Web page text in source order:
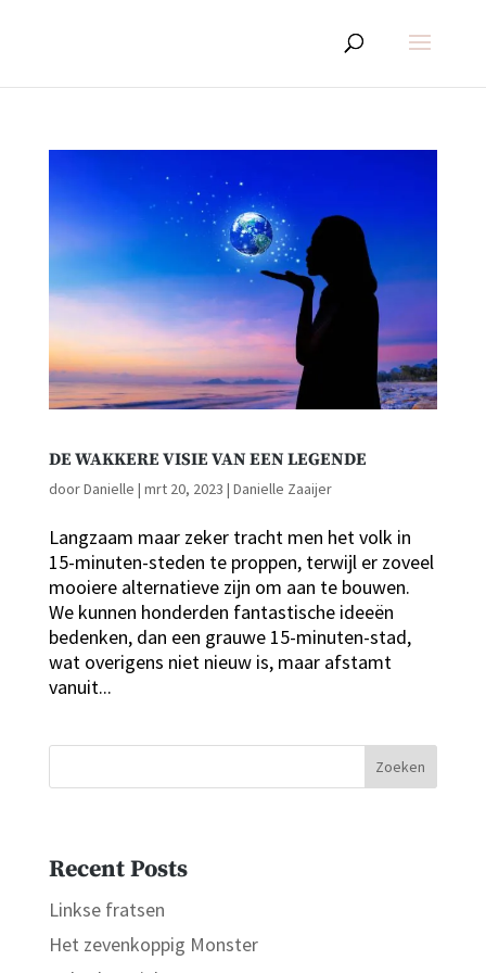
DE WAKKERE VISIE VAN EEN LEGENDE
doorDanielle | mrt 20, 2023 | Danielle Zaaijer
Langzaam maar zeker tracht men het volk in
15-minuten-steden te proppen, terwijl er zoveel
mooiere alternatieve zijn om aan te bouwen.
We kunnen honderden fantastische ideeën
bedenken, dan een grauwe 15-minuten-stad,
wat overigens niet nieuw is, maar afstamt
vanuit...
Zoeken
Recent Posts
Linkse fratsen
Het zevenkoppig Monster